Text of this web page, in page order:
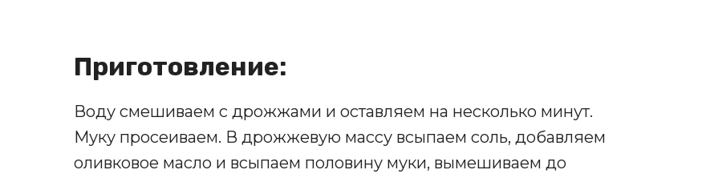
Приготовление:
Воду смешиваем с дрожжами и оставляем на несколько минут.
Муку просеиваем. В дрожжевую массу всыпаем соль, добавляем
оливковое масло и всыпаем половину муки, вымешиваем до